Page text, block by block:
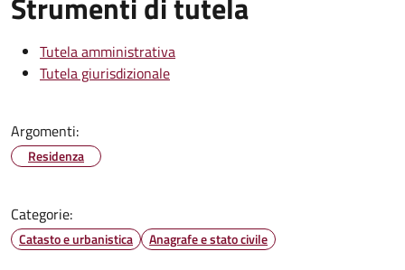
Tutela amministrativa
Tutela giurisdizionale
Argomenti:
Residenza
Categorie:
Catasto e urbanistica Anagrafe e stato civile